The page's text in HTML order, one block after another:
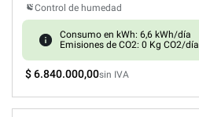
Control de humedad
Consumo en kWh: 6,6 kWh/día
Emisiones de CO2: 0 Kg CO2/día
$ 6.840.000,00sin IVA